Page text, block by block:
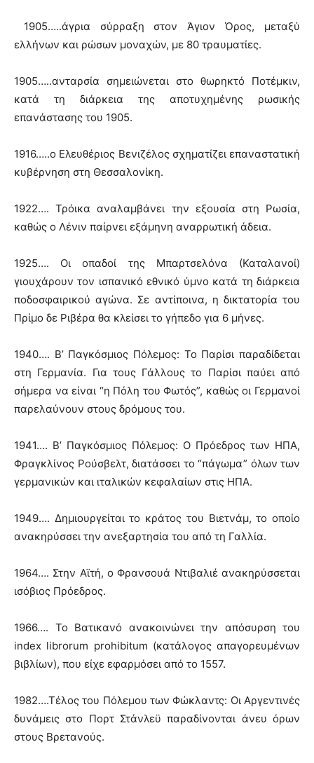
1905…..άγρια σύρραξη στον Άγιον Όρος, μεταξύ
ελλήνων και ρώσων μοναχών, με 80 τραυματίες.
1905…..ανταρσία σημειώνεται στο θωρηκτό Ποτέμκιν,
κατά τη διάρκεια της αποτυχημένης ρωσικής
επανάστασης του 1905.
1916…..ο Ελευθέριος Βενιζέλος σχηματίζει επαναστατική
κυβέρνηση στη Θεσσαλονίκη.
1922…. Τρόικα αναλαμβάνει την εξουσία στη Ρωσία,
καθώς ο Λένιν παίρνει εξάμηνη αναρρωτική άδεια.
1925…. Οι οπαδοί της Μπαρτσελόνα (Καταλανοί)
γιουχάρουν τον ισπανικό εθνικό ύμνο κατά τη διάρκεια
ποδοσφαιρικού αγώνα. Σε αντίποινα, η δικτατορία του
Πρίμο δε Ριβέρα θα κλείσει το γήπεδο για 6 μήνες.
1940…. Β’ Παγκόσμιος Πόλεμος: Το Παρίσι παραδίδεται
στη Γερμανία. Για τους Γάλλους το Παρίσι παύει από
σήμερα να είναι “η Πόλη του Φωτός”, καθώς οι Γερμανοί
παρελαύνουν στους δρόμους του.
1941…. Β’ Παγκόσμιος Πόλεμος: Ο Πρόεδρος των ΗΠΑ,
Φραγκλίνος Ρούσβελτ, διατάσσει το “πάγωμα” όλων των
γερμανικών και ιταλικών κεφαλαίων στις ΗΠΑ.
1949…. Δημιουργείται το κράτος του Βιετνάμ, το οποίο
ανακηρύσσει την ανεξαρτησία του από τη Γαλλία.
1964…. Στην Αϊτή, ο Φρανσουά Ντιβαλιέ ανακηρύσσεται
ισόβιος Πρόεδρος.
1966…. Το Βατικανό ανακοινώνει την απόσυρση του
index librorum prohibitum (κατάλογος απαγορευμένων
βιβλίων), που είχε εφαρμόσει από το 1557.
1982….Τέλος του Πόλεμου των Φώκλαντς: Οι Αργεντινές
δυνάμεις στο Πορτ Στάνλεϋ παραδίνονται άνευ όρων
στους Βρετανούς.